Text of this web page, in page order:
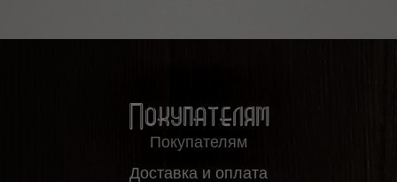
Покупателям
Покупателям
Доставка и оплата